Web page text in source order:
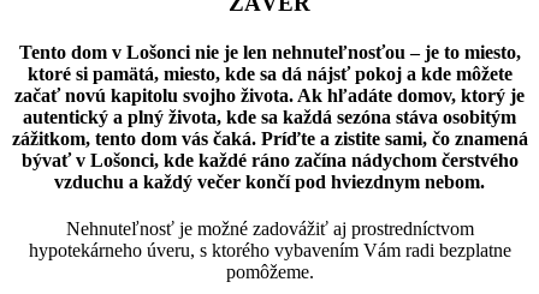
Tento dom v Lošonci nie je len nehnuteľnosťou – je to miesto,
ktoré si pamätá, miesto, kde sa dá nájsť pokoj a kde môžete
začať novú kapitolu svojho života. Ak hľadáte domov, ktorý je
autentický a plný života, kde sa každá sezóna stáva osobitým
zážitkom, tento dom vás čaká. Príďte a zistite sami, čo znamená
bývať v Lošonci, kde každé ráno začína nádychom čerstvého
vzduchu a každý večer končí pod hviezdnym nebom.
Nehnuteľnosť je možné zadovážiť aj prostredníctvom
hypotekárneho úveru, s ktorého vybavením Vám radi bezplatne
pomôžeme.